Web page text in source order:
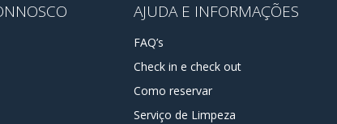
AJUDA E INFORMAÇÕES
FAQ’s
Check in e check out
Como reservar
Serviço de Limpeza